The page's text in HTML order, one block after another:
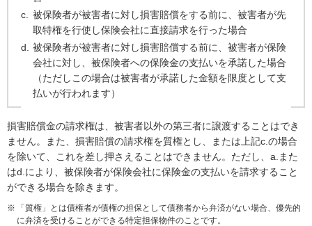
被保険者が被害者に対し損害賠償をする前に、被害者が先
取特権を行使し保険会社に直接請求を行った場合
被保険者が被害者に対し損害賠償する前に、被害者が保険
会社に対し、被保険者への保険金の支払いを承諾した場合
（ただしこの場合は被害者が承諾した金額を限度として支
払いが行われます）
損害賠償金の請求権は、被害者以外の第三者に譲渡することはでき
ません。また、損害賠償の請求権を質権とし、または上記c.の場合
を除いて、これを差し押さえることはできません。ただし、a.また
はd.により、被保険者が保険会社に保険金の支払いを請求すること
ができる場合を除きます。
「質権」とは債権者が債権の担保として債務者から弁済がない場合、優先的
に弁済を受けることができる特定担保物件のことです。